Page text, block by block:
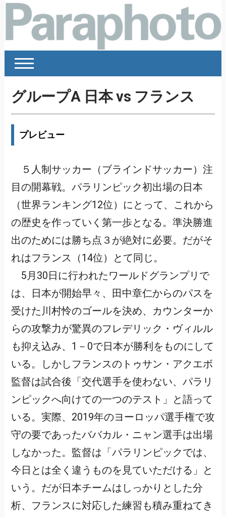
グループA 日本 vs フランス
プレビュー
５人制サッカー（ブラインドサッカー）注
目の開幕戦。パラリンピック初出場の日本
（世界ランキング12位）にとって、これから
の歴史を作っていく第一歩となる。準決勝進
出のためには勝ち点３が絶対に必要。だがそ
れはフランス（14位）とて同じ。
5月30日に行われたワールドグランプリで
は、日本が開始早々、田中章仁からのパスを
受けた川村怜のゴールを決め、カウンターか
らの攻撃力が驚異のフレデリック・ヴィルル
も抑え込み、1－0で日本が勝利をものにして
いる。しかしフランスのトゥサン・アクエボ
監督は試合後「交代選手を使わない、パラリ
ンピックへ向けての一つのテスト」と語って
いる。実際、2019年のヨーロッパ選手権で攻
守の要であったババカル・ニャン選手は出場
しなかった。監督は「パラリンピックでは、
今日とは全く違うものを見ていただける」と
いう。だが日本チームはしっかりとした分
析、フランスに対応した練習も積み重ねてき